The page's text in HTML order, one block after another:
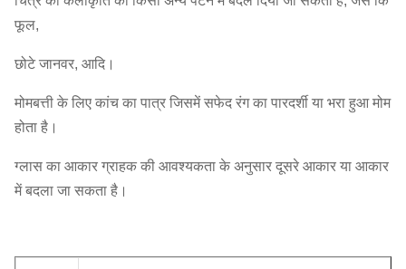
फूल,
छोटे जानवर, आदि।
मोमबत्ती के लिए कांच का पात्र जिसमें सफेद रंग का पारदर्शी या भरा हुआ मोम
होता है।
ग्लास का आकार ग्राहक की आवश्यकता के अनुसार दूसरे आकार या आकार
में बदला जा सकता है।